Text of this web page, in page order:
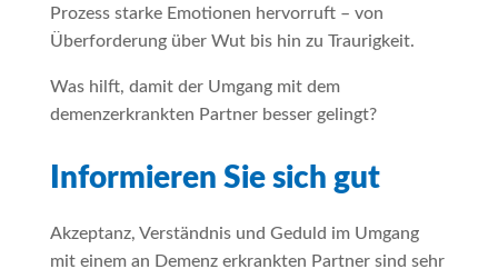
Prozess starke Emotionen hervorruft – von
Überforderung über Wut bis hin zu Traurigkeit.
Was hilft, damit der Umgang mit dem
demenzerkrankten Partner besser gelingt?
Informieren Sie sich gut
Akzeptanz, Verständnis und Geduld im Umgang
mit einem an Demenz erkrankten Partner sind sehr